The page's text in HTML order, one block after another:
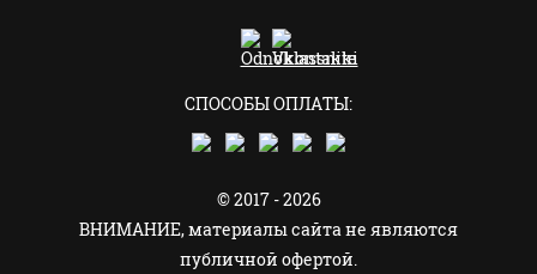
СПОСОБЫ ОПЛАТЫ:
© 2017 - 2026
ВНИМАНИЕ, материалы сайта не являются
публичной офертой.